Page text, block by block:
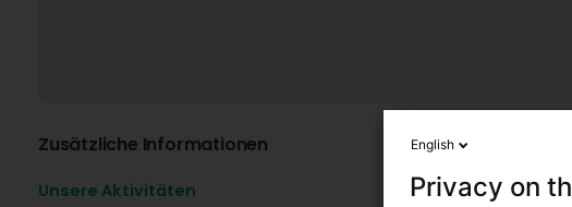
Zusätzliche Informationen
Unsere Aktivitäten
English
Privacy on